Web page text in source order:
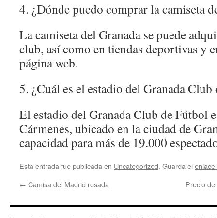
4. ¿Dónde puedo comprar la camiseta
La camiseta del Granada se puede
club, así como en tiendas deportivas y
página web.
5. ¿Cuál es el estadio del Granada
El estadio del Granada Club de Fútbol
Cármenes, ubicado en la ciudad de
capacidad para más de 19.000
Esta entrada fue publicada en Uncategorized. Guarda el
← Camisa del Madrid rosada Precio